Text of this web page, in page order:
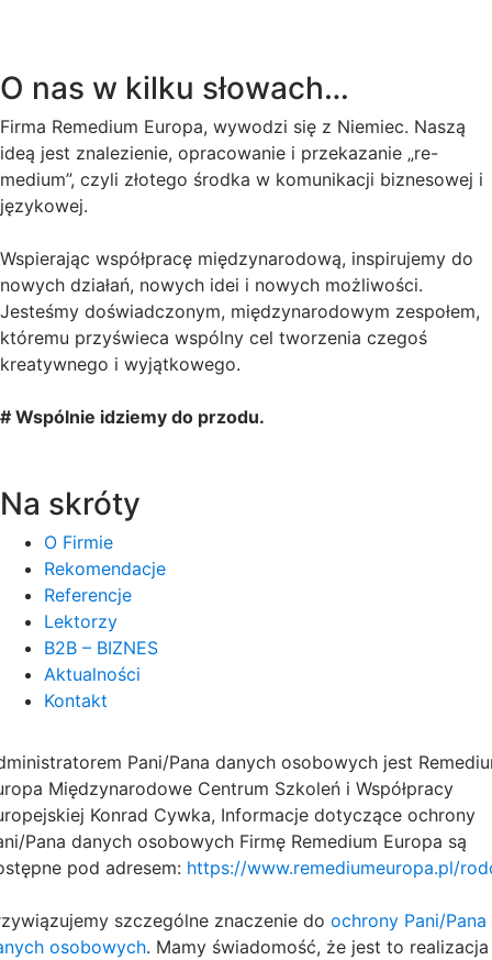
O nas w kilku słowach…
Firma Remedium Europa, wywodzi się z Niemiec. Naszą
ideą jest znalezienie, opracowanie i przekazanie „re-
medium”, czyli złotego środka w komunikacji biznesowej i
językowej.
Wspierając współpracę międzynarodową, inspirujemy do
nowych działań, nowych idei i nowych możliwości.
Jesteśmy doświadczonym, międzynarodowym zespołem,
któremu przyświeca wspólny cel tworzenia czegoś
kreatywnego i wyjątkowego.
# Wspólnie idziemy do przodu.
Na skróty
O Firmie
Rekomendacje
Referencje
Lektorzy
B2B – BIZNES
Aktualności
Kontakt
Pani/Pana danych osobowych jest
Międzynarodowe Centrum Szkoleń i Współpracy
Konrad Cywka, Informacje dotyczące ochrony
Pana danych osobowych Firmę Remedium Europa są
pod adresem: https://www.remediumeuropa.pl/
szczególne znaczenie do ochrony Pani/Pana
osobowych. Mamy świadomość, że jest to realizacja